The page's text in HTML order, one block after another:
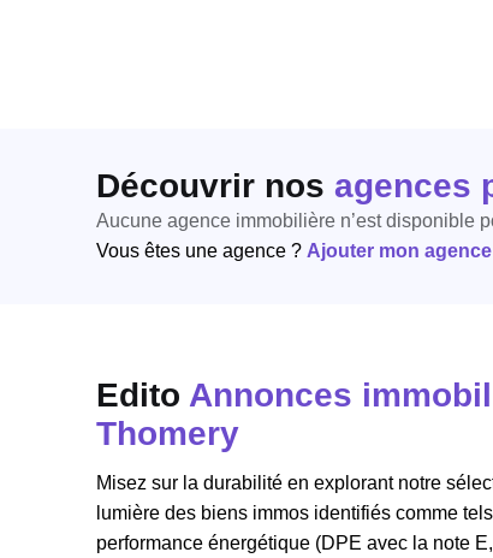
Découvrir nos agences
Aucune agence immobilière n’est disponible
Vous êtes une agence ? Ajouter mon
Edito Annonces
Thomery
Misez sur la durabilité en explorant notre
lumière des biens immos identifiés comme
performance énergétique (DPE avec la note